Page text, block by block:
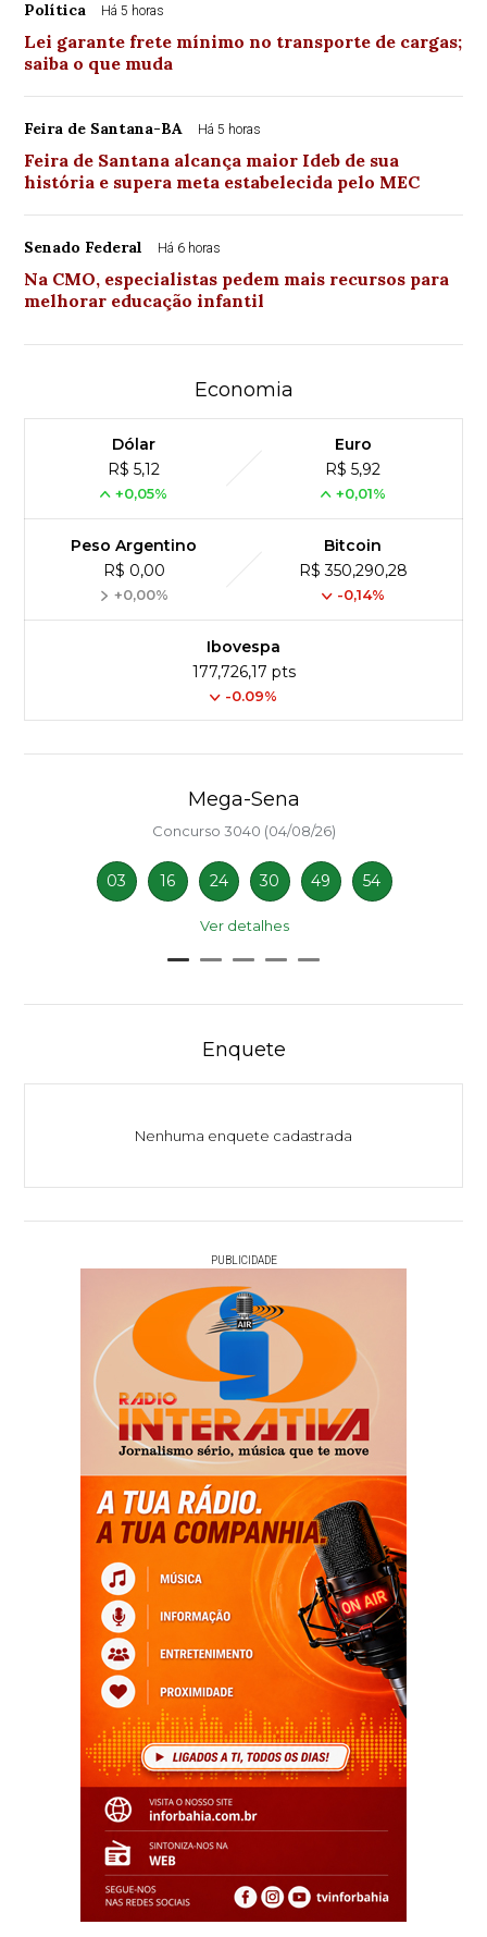
Política Há 5 horas
Lei garante frete mínimo no transporte de cargas;
saiba o que muda
Feira de Santana-BA Há 5 horas
Feira de Santana alcança maior Ideb de sua
história e supera meta estabelecida pelo MEC
Senado Federal Há 6 horas
Na CMO, especialistas pedem mais recursos para
melhorar educação infantil
Economia
Dólar
R$ 5,12
+0,05%
Euro
R$ 5,92
+0,01%
Peso Argentino
R$ 0,00
+0,00%
Bitcoin
R$ 350,290,28
-0,14%
Ibovespa
177,726,17 pts
-0.09%
Mega-Sena
Concurso 3040 (04/08/26)
03 16 24 30 49 54
Ver detalhes
Enquete
Nenhuma enquete cadastrada
PUBLICIDADE